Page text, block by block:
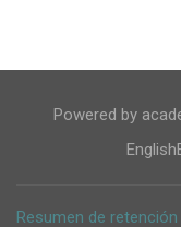
Powered by
English
Resumen de